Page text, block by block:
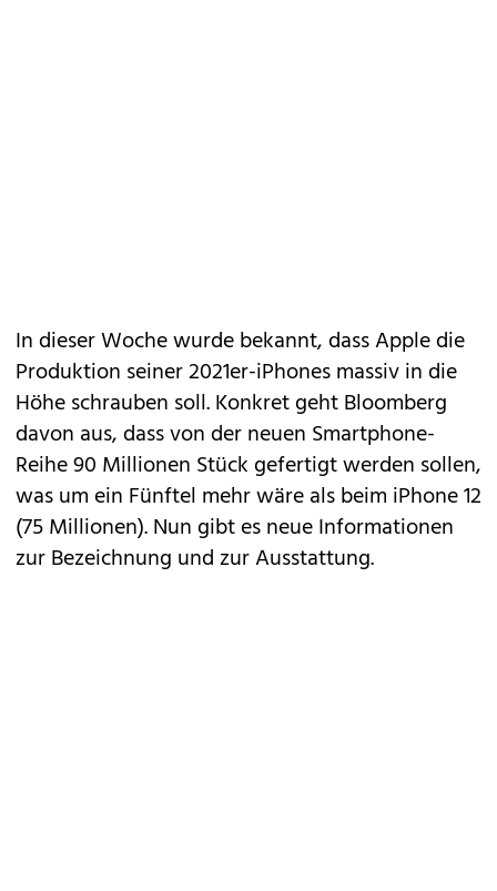
In dieser Woche wurde bekannt, dass Apple die
Produktion seiner 2021er-iPhones massiv in die
Höhe schrauben soll. Konkret geht Bloomberg
davon aus, dass von der neuen Smartphone-
Reihe 90 Millionen Stück gefertigt werden sollen,
was um ein Fünftel mehr wäre als beim iPhone 12
(75 Millionen). Nun gibt es neue Informationen
zur Bezeichnung und zur Ausstattung.